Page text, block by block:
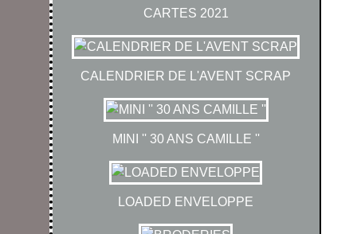
CARTES 2021
CALENDRIER DE L'AVENT SCRAP
MINI '' 30 ANS CAMILLE ''
LOADED ENVELOPPE